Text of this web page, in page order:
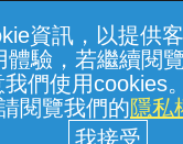
資訊，以提供
驗，若繼續閱
們使用cookies
閱覽我們的隱私
上客服 服務條款
股份有限公司個人家
{{notifyMsg}}